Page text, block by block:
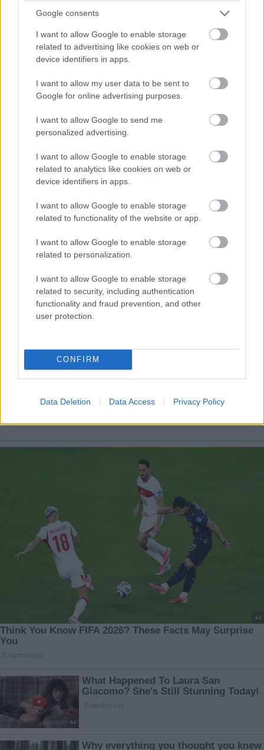
Google consents
I want to allow Google to enable storage
related to advertising like cookies on web or
device identifiers in apps.
I want to allow my user data to be sent to
Google for online advertising purposes.
I want to allow Google to send me
personalized advertising.
I want to allow Google to enable storage
related to analytics like cookies on web or
device identifiers in apps.
I want to allow Google to enable storage
related to functionality of the website or app.
I want to allow Google to enable storage
related to personalization.
I want to allow Google to enable storage
related to security, including authentication
functionality and fraud prevention, and other
user protection.
CONFIRM
Data Deletion Data Access Privacy Policy